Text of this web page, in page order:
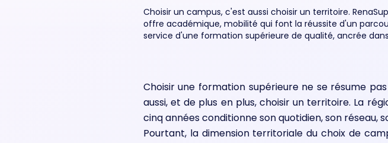
Choisir un campus, c'est aussi choisir un territoire.
offre académique, mobilité qui font la réussite d'un
service d'une formation supérieure de qualité, ancrée
Choisir une formation supérieure ne se résume
aussi, et de plus en plus, choisir un territoire. La
cinq années conditionne son quotidien, son réseau,
Pourtant, la dimension territoriale du choix de